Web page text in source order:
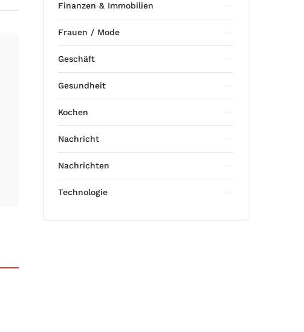
Finanzen & Immobilien
Frauen / Mode
Geschäft
Gesundheit
Kochen
Nachricht
Nachrichten
Technologie